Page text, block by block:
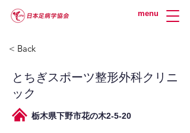
menu
< Back
とちぎスポーツ整形外科クリニ
ック
栃木県下野市花の木2-5-20